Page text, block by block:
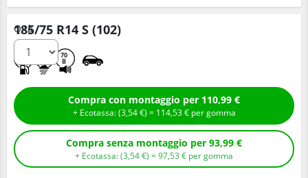
185/75 R14 S (102)
70
B
Q.tà
Compra con montaggio per 110,99 €
+ Ecotassa: (3,54€ ) = 114,53€ per gomma
Compra senza montaggio per 93,99 €
+ Ecotassa: (3,54€ ) =97,53 € per gomma